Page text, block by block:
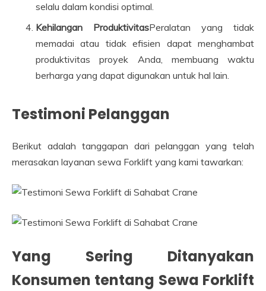
selalu dalam kondisi optimal.
Kehilangan ProduktivitasPeralatan yang tidak
memadai atau tidak efisien dapat menghambat
produktivitas proyek Anda, membuang waktu
berharga yang dapat digunakan untuk hal lain.
Testimoni Pelanggan
Berikut adalah tanggapan dari pelanggan yang telah
merasakan layanan sewa Forklift yang kami tawarkan:
Yang Sering Ditanyakan
Konsumen tentang Sewa Forklift